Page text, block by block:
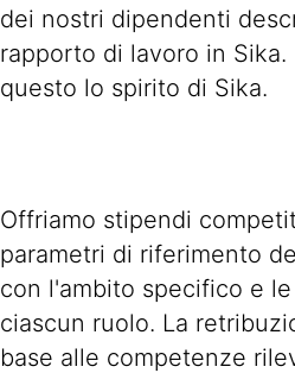
dei nostri dipendenti
rapporto di lavoro in Sika.
questo lo spirito di Sika.
Offriamo stipendi
parametri di riferimento
con l'ambito specifico e
ciascun ruolo. La
base alle competenze